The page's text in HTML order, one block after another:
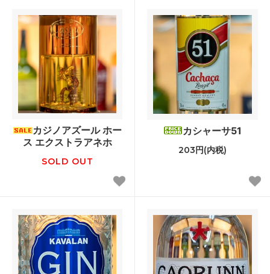
カジノアズール ホー
ス エクストラアネホ
SOLD OUT
カシャーサ51
203円(内税)